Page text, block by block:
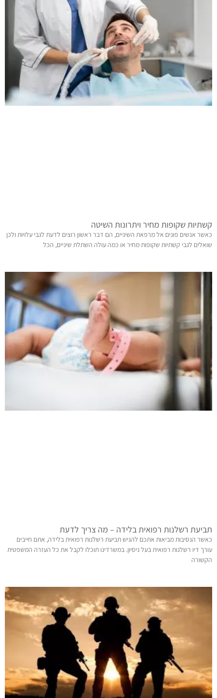
קשתיות שקופות מחיר ויתרונות השיטה
כאשר אנשים פונים אל מרפאת השיניים, הם דבר ראשון רוצים לדעת לגבי עלויות ולכן
שואלים לגבי קשתיות שקופות מחיר או כמה עולה השתלת שיניים, הכל
תביעת רשלנות רפואית בלידה – מה צריך לדעת
כאשר הנסיבות מביאות אתכם להגיש תביעת רשלנות רפואית בלידה, אתם חייבים
עורך דיו רשלנות רפואית בעל ניסיון. במשרדינו תוכלו לקבל את כל העזרה המשפטית
הקשורה